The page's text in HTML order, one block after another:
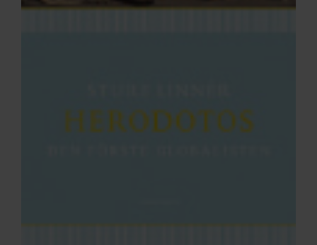
SKRIV I F&F
OM F&F